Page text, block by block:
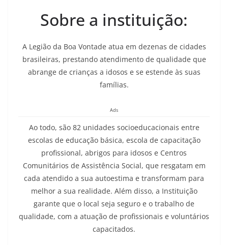
Sobre a instituição:
A Legião da Boa Vontade atua em dezenas de cidades
brasileiras, prestando atendimento de qualidade que
abrange de crianças a idosos e se estende às suas
famílias.
Ads
Ao todo, são 82 unidades socioeducacionais entre
escolas de educação básica, escola de capacitação
profissional, abrigos para idosos e Centros
Comunitários de Assistência Social, que resgatam em
cada atendido a sua autoestima e transformam para
melhor a sua realidade. Além disso, a Instituição
garante que o local seja seguro e o trabalho de
qualidade, com a atuação de profissionais e voluntários
capacitados.